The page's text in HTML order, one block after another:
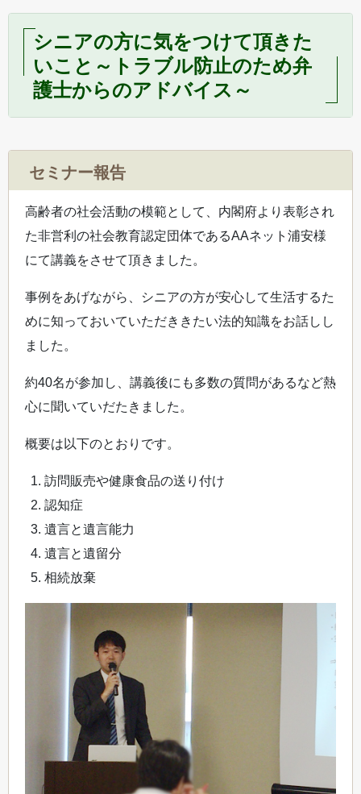
シニアの方に気をつけて頂きた
いこと～トラブル防止のため弁
護士からのアドバイス～
セミナー報告
高齢者の社会活動の模範として、内閣府より表彰され
た非営利の社会教育認定団体であるAAネット浦安様
にて講義をさせて頂きました。
事例をあげながら、シニアの方が安心して生活するた
めに知っておいていただききたい法的知識をお話しし
ました。
約40名が参加し、講義後にも多数の質問があるなど熱
心に聞いていだたきました。
概要は以下のとおりです。
訪問販売や健康食品の送り付け
認知症
遺言と遺言能力
遺言と遺留分
相続放棄